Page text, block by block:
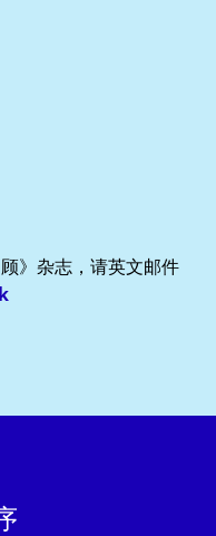
》杂志，请英文邮件